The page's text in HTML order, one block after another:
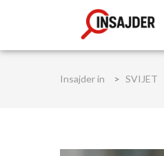
Insajder in > SVIJET